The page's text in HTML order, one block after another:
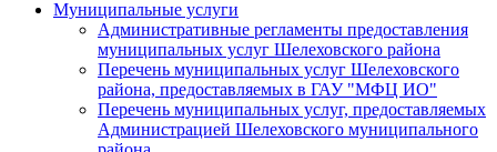
Муниципальные услуги
Административные регламенты предоставления
муниципальных услуг Шелеховского района
Перечень муниципальных услуг Шелеховского
района, предоставляемых в ГАУ "МФЦ ИО"
Перечень муниципальных услуг, предоставляемых
Администрацией Шелеховского муниципального